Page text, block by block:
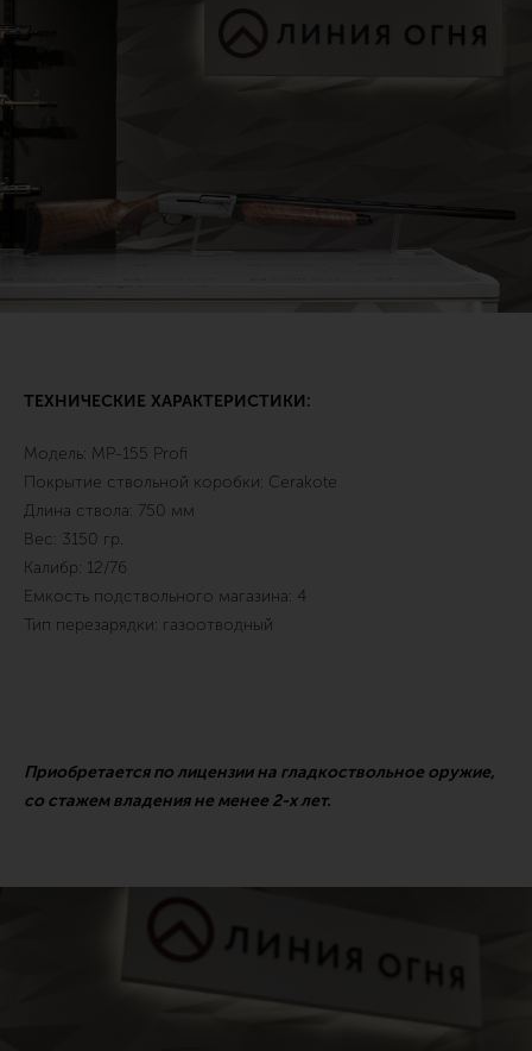
ТЕХНИЧЕСКИЕ ХАРАКТЕРИСТИКИ:
Модель: МР-155 Profi
Покрытие ствольной коробки: Cerakote
Длина ствола: 750 мм
Вес: 3150 гр.
Калибр: 12/76
Емкость подствольного магазина: 4
Тип перезарядки: газоотводный
Приобретается по лицензии на гладкоствольное оружие,
со стажем владения не менее 2-х лет.